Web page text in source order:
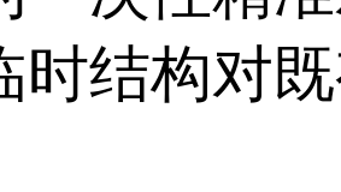
时结构对